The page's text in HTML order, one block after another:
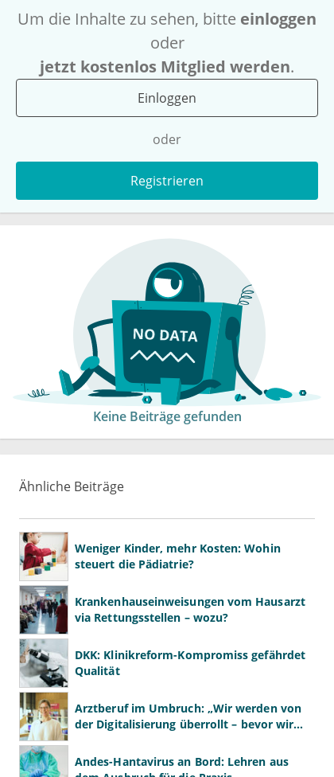
Um die Inhalte zu sehen, bitte einloggen
oder
jetzt kostenlos Mitglied werden.
Einloggen
oder
Registrieren
Keine Beiträge gefunden
Ähnliche Beiträge
Weniger Kinder, mehr Kosten: Wohin
steuert die Pädiatrie?
Krankenhauseinweisungen vom Hausarzt
via Rettungsstellen – wozu?
DKK: Klinikreform-Kompromiss gefährdet
Qualität
Arztberuf im Umbruch: „Wir werden von
der Digitalisierung überrollt – bevor wir
Andes-Hantavirus an Bord: Lehren aus